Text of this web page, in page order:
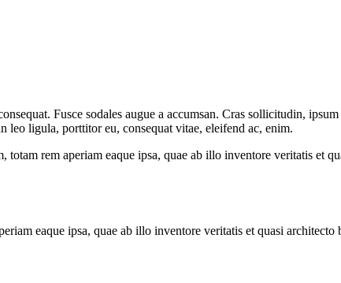
Fusce sodales augue a accumsan. Cras sollicitudin,
leo ligula, porttitor eu, consequat vitae, eleifend ac, enim.
rem aperiam eaque ipsa, quae ab illo inventore veritatis et
eaque ipsa, quae ab illo inventore veritatis et quasi architecto